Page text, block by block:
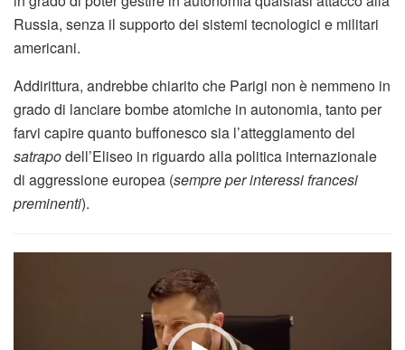
Russia, senza il supporto dei sistemi tecnologici e militari
americani.
Addirittura, andrebbe chiarito che Parigi non è nemmeno in
grado di lanciare bombe atomiche in autonomia, tanto per
farvi capire quanto buffonesco sia l’atteggiamento del
satrapodell’Eliseo in riguardo alla politica internazionale
di aggressione europea (sempre per interessi francesi
preminenti).